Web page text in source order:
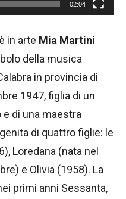
02:04
in arte Mia Martini
della musica
in provincia di
1947, figlia di un
di una maestra
di quattro figlie: le
Loredana (nata nel
e Olivia (1958). La
primi anni Sessanta,